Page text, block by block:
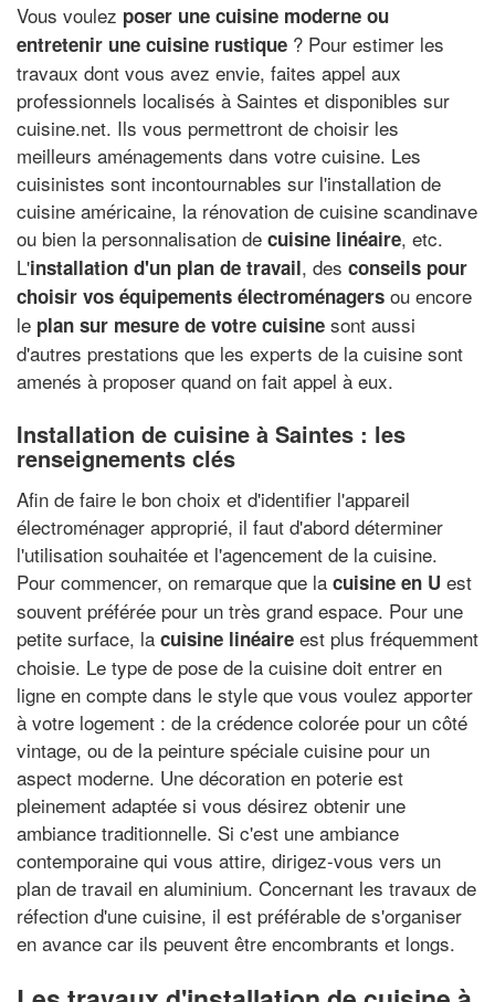
Vous voulez poser une cuisine moderne ou
entretenir une cuisine rustique ? Pour estimer les
travaux dont vous avez envie, faites appel aux
professionnels localisés à Saintes et disponibles sur
cuisine.net. Ils vous permettront de choisir les
meilleurs aménagements dans votre cuisine. Les
cuisinistes sont incontournables sur l'installation de
cuisine américaine, la rénovation de cuisine scandinave
ou bien la personnalisation de cuisine linéaire, etc.
L'installation d'un plan de travail, des conseils pour
choisir vos équipements électroménagers ou encore
le plan sur mesure de votre cuisine sont aussi
d'autres prestations que les experts de la cuisine sont
amenés à proposer quand on fait appel à eux.
Installation de cuisine à Saintes : les
renseignements clés
Afin de faire le bon choix et d'identifier l'appareil
électroménager approprié, il faut d'abord déterminer
l'utilisation souhaitée et l'agencement de la cuisine.
Pour commencer, on remarque que la cuisine en U est
souvent préférée pour un très grand espace. Pour une
petite surface, la cuisine linéaire est plus fréquemment
choisie. Le type de pose de la cuisine doit entrer en
ligne en compte dans le style que vous voulez apporter
à votre logement : de la crédence colorée pour un côté
vintage, ou de la peinture spéciale cuisine pour un
aspect moderne. Une décoration en poterie est
pleinement adaptée si vous désirez obtenir une
ambiance traditionnelle. Si c'est une ambiance
contemporaine qui vous attire, dirigez-vous vers un
plan de travail en aluminium. Concernant les travaux de
réfection d'une cuisine, il est préférable de s'organiser
en avance car ils peuvent être encombrants et longs.